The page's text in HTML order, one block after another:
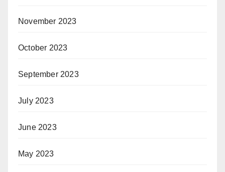
November 2023
October 2023
September 2023
July 2023
June 2023
May 2023